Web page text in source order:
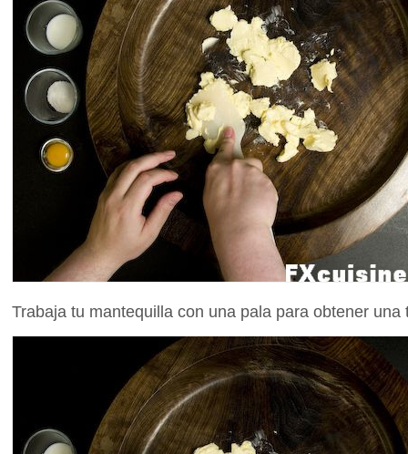
Trabaja tu mantequilla con una pala para obtener una